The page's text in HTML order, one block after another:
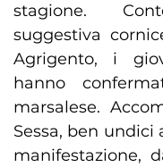
stagione.
suggestiva
Agrigento, i
hanno
marsalese.
Sessa, ben
manifestazione,